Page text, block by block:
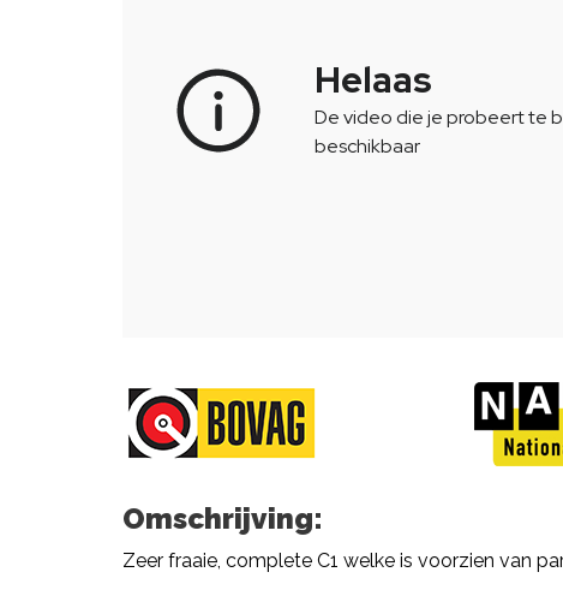
Omschrijving:
Zeer fraaie, complete C1 welke is voorzien van